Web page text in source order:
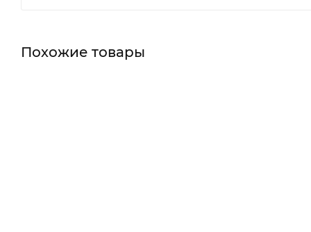
Похожие товары